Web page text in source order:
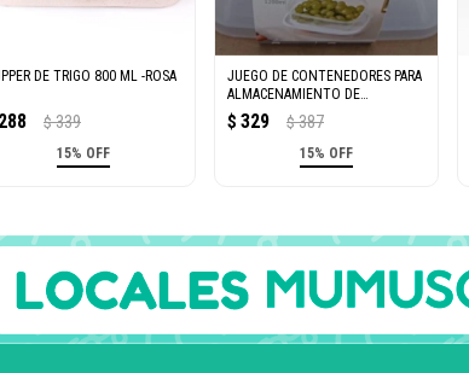
DE TRIGO 800 ML -ROSA
288 $ 339
15% OFF
JUEGO DE CONTENEDORES PARA
ALMACENAMIENTO DE
ALIMENTOS DE 2 PIEZAS-1200
ML
$ 329 $ 387
15% OFF